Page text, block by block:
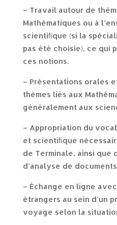
– Travail autour de
Mathématiques ou à
scientiﬁque (si la
pas été choisie), ce qui
ces notions.
– Présentations orales
thèmes liés aux
généralement aux
– Appropriation du
et scientiﬁque
de Terminale, ainsi que
d’analyse de
– Échange en ligne
étrangers au sein d’un
voyage selon la